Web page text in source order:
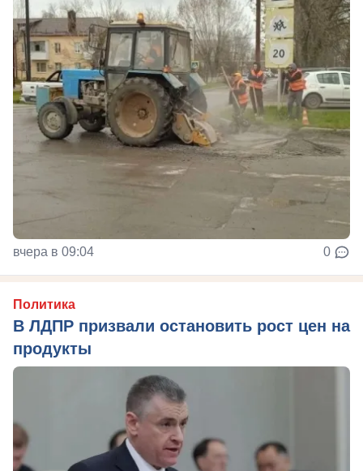
вчера в 09:04 0
Политика
В ЛДПР призвали остановить рост цен на
продукты